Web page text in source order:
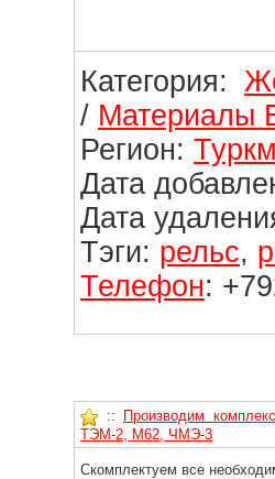
Категория:
/ Материалы
Регион:
Дата
Дата
Тэги: рельс,
Телефон:
::
Производим
ТЭМ-2, М62, ЧМЭ-3
Скомплектуем все